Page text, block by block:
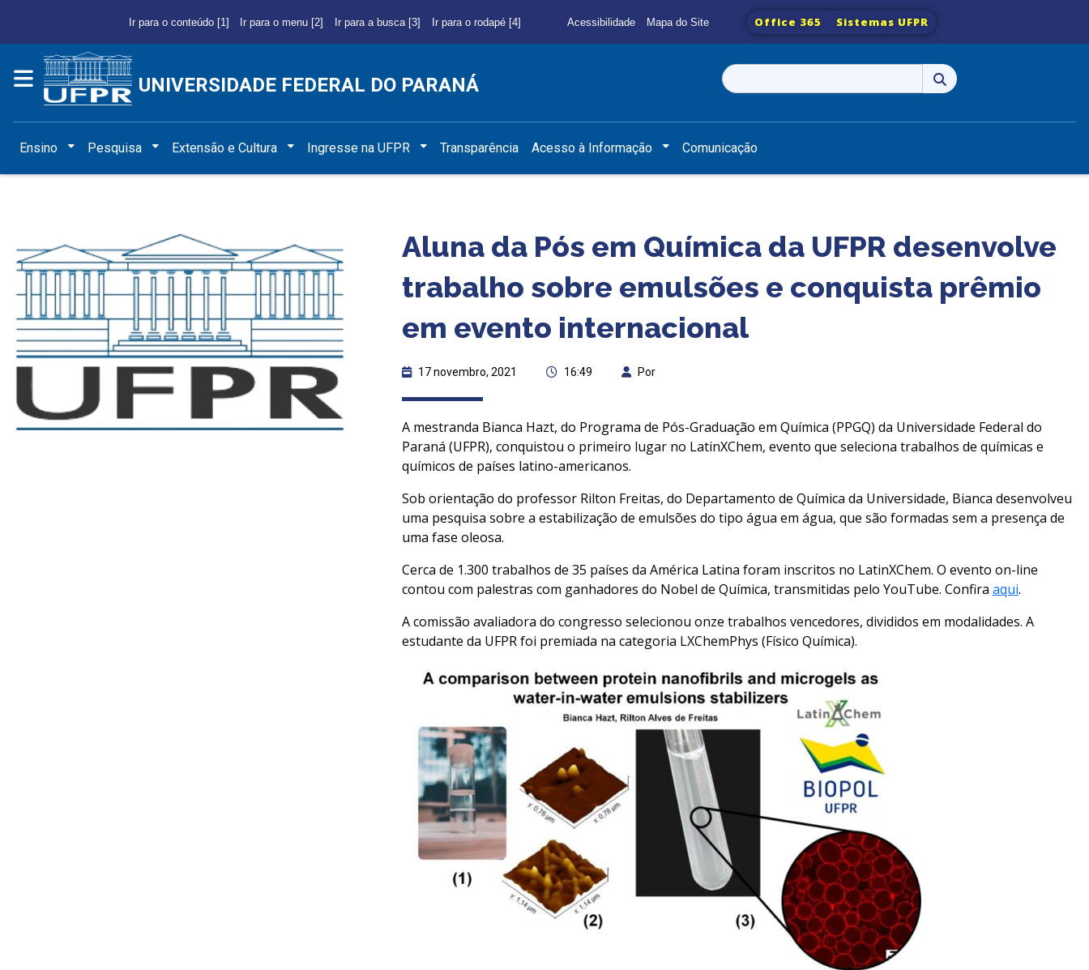
Ir para o conteúdo [1] Ir para o menu [2] Ir para a busca [3] Ir para o rodapé [4] Acessibilidade Mapa do Site Office 365 Sistemas UFPR
UNIVERSIDADE FEDERAL DO PARANÁ
Pesquisar
por:
Ensino Pesquisa Extensão e Cultura Ingresse na UFPR Transparência Acesso à Informação Comunicação
Aluna da Pós em Química da UFPR desenvolve
trabalho sobre emulsões e conquista prêmio
em evento internacional
17 novembro, 2021 16:49 Por
A mestranda Bianca Hazt, do Programa de Pós-Graduação em Química (PPGQ) da Universidade Federal do
Paraná (UFPR), conquistou o primeiro lugar no LatinXChem, evento que seleciona trabalhos de químicas e
químicos de países latino-americanos.
Sob orientação do professor Rilton Freitas, do Departamento de Química da Universidade, Bianca desenvolveu
uma pesquisa sobre a estabilização de emulsões do tipo água em água, que são formadas sem a presença de
uma fase oleosa.
Cerca de 1.300 trabalhos de 35 países da América Latina foram inscritos no LatinXChem. O evento on-line
contou com palestras com ganhadores do Nobel de Química, transmitidas pelo YouTube. Confira aqui.
A comissão avaliadora do congresso selecionou onze trabalhos vencedores, divididos em modalidades. A
estudante da UFPR foi premiada na categoria LXChemPhys (Físico Química).